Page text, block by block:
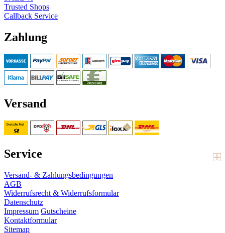
Trusted Shops
Callback Service
Zahlung
Versand
Service
Versand- & Zahlungsbedingungen
AGB
Widerrufsrecht & Widerrufsformular
Datenschutz
Impressum Gutscheine
Kontaktformular
Sitemap